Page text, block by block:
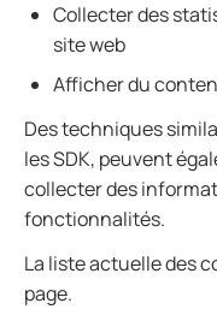
Collecter des
site web
Afficher du
Des techniques
les SDK, peuvent
collecter des
fonctionnalités.
La liste actuelle des
page.